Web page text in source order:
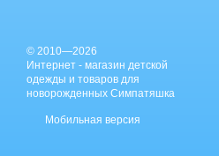
© 2010—2026
Интернет - магазин детской
одежды и товаров для
новорожденных Симпатяшка
Мобильная версия